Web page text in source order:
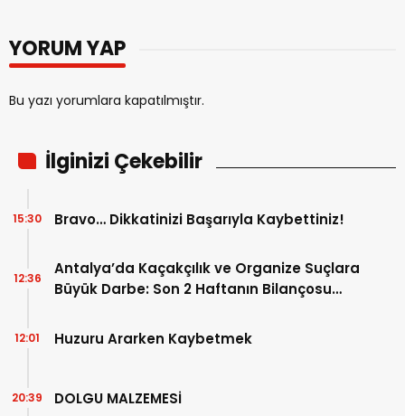
YORUM YAP
Bu yazı yorumlara kapatılmıştır.
İlginizi Çekebilir
Bravo… Dikkatinizi Başarıyla Kaybettiniz!
15:30
Antalya’da Kaçakçılık ve Organize Suçlara
Büyük Darbe: Son 2 Haftanın Bilançosu
12:36
Huzuru Ararken Kaybetmek
12:01
DOLGU MALZEMESİ
20:39